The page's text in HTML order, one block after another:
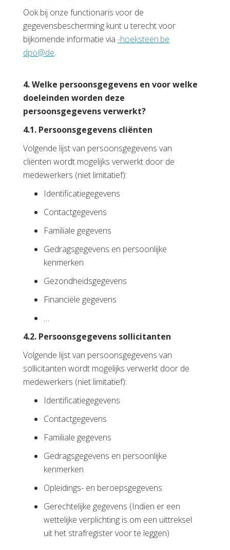
Ook bij onze functionaris voor de
gegevensbescherming kunt u terecht voor
bijkomende informatie via eb.neetskeoh-
ed@opd.
4. Welke persoonsgegevens en voor welke
doeleinden worden deze
persoonsgegevens verwerkt?
4.1. Persoonsgegevens cliënten
Volgende lijst van persoonsgegevens van
cliënten wordt mogelijks verwerkt door de
medewerkers (niet limitatief):
Identificatiegegevens
Contactgegevens
Familiale gegevens
Gedragsgegevens en persoonlijke
kenmerken
Gezondheidsgegevens
Financiële gegevens
…
4.2. Persoonsgegevens sollicitanten
Volgende lijst van persoonsgegevens van
sollicitanten wordt mogelijks verwerkt door de
medewerkers (niet limitatief):
Identificatiegegevens
Contactgegevens
Familiale gegevens
Gedragsgegevens en persoonlijke
kenmerken
Opleidings- en beroepsgegevens
Gerechtelijke gegevens (Indien er een
wettelijke verplichting is om een uittreksel
uit het strafregister voor te leggen)